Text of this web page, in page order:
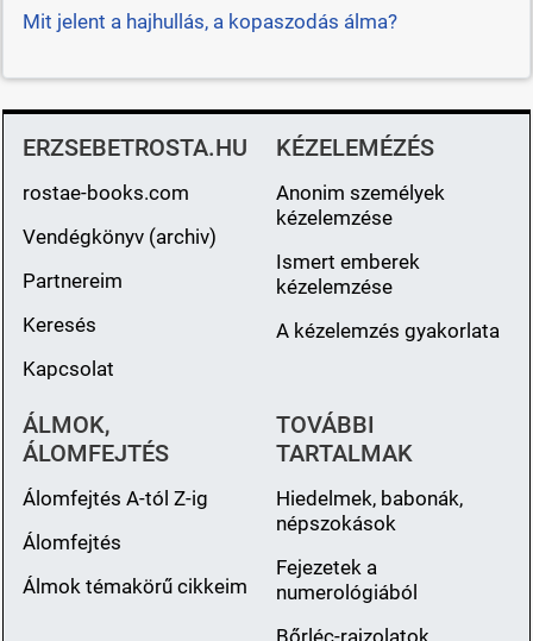
Mit jelent a hajhullás, a kopaszodás álma?
ERZSEBETROSTA.HU
rostae-books.com
Vendégkönyv (archiv)
Partnereim
Keresés
Kapcsolat
KÉZELEMÉZÉS
Anonim személyek
kézelemzése
Ismert emberek
kézelemzése
A kézelemzés gyakorlata
ÁLMOK,
ÁLOMFEJTÉS
Álomfejtés A-tól Z-ig
Álomfejtés
Álmok témakörű cikkeim
TOVÁBBI
TARTALMAK
Hiedelmek, babonák,
népszokások
Fejezetek a
numerológiából
Bőrléc-rajzolatok